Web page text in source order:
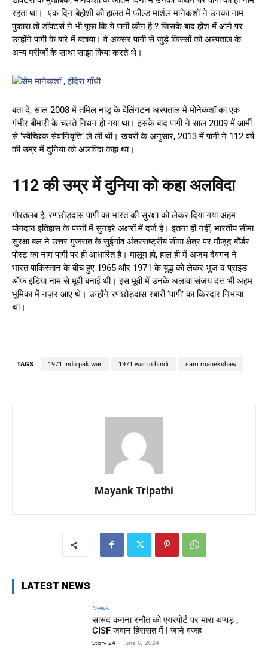
रहता था। एक दिन बेहोशी की हालत में फील्ड मार्शल मानेकशॉ ने उनका नाम
पुकारा तो डॉक्टर्स ने भी पूछा कि ये पागी कौन है ? जिसके बाद होश में आने पर
उन्होंने पागी के बारे में बताया। वे अक्सर पागी से जुड़े किस्सों को अस्पताल के
अन्य मरीजों के साथा साझा किया करते थे।
बता दें, साल 2008 में तमिल नाडु के वेलिंगटन अस्पताल में मोनेकशॉ का एक
गंभीर बीमारी के चलते निधन हो गया था। इसके बाद पागी ने साल 2009 में आर्मी
से ‘स्वैच्छिक सेवानिवृत्ति’ ले ली थी। खबरों के अनुसार, 2013 में पागी ने 112 वर्ष
की उम्र में दुनिया को अलविदा कहा था।
112 की उम्र में दुनिया को कहा अलविदा
गौरतलब है, रणछोड़दास पागी का भारत की सुरक्षा को लेकर दिया गया अहम
योगदान इतिहास के पन्नों में सुनहरे अक्षरों में दर्ज है। इतना ही नहीं, भारतीय सीमा
सुरक्षा बल ने उत्तर गुजरात के सुईगांव अंतरराष्ट्रीय सीमा क्षेत्र पर मौजूद बॉर्डर
पोस्ट का नाम पागी पर ही आधारित है। मालूम हो, हाल ही में अजय देवगन ने
भारत-पाकिस्तान के बीच हुए 1965 और 1971 के युद्ध को लेकर भुज-द प्राइड
ऑफ इंडिया नाम से मूवी बनाई थी। इस मूवी में उनके अलावा संजय दत्त भी अहम
भूमिका में नज़र आए थे। उन्होंने रणछोड़दास रबारी ‘पागी’ का किरदार निभाया
था।
TAGS 1971 Indo pak war 1971 war in hindi sam manekshaw
Mayank Tripathi
LATEST NEWS
News
सांसद कंगना रनौत को एयरपोर्ट पर मारा थप्पड़ ,
CISF जवान हिरासत में ! जाने वजह
Story 24 - June 6, 2024